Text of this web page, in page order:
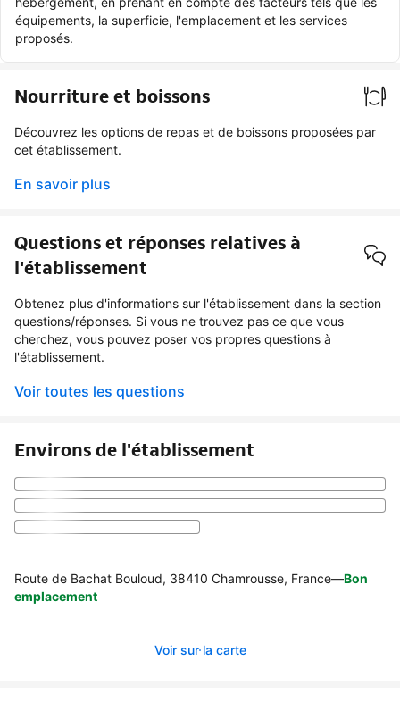
équipements, la superficie, l'emplacement et les services
proposés.
Nourriture et boissons
Découvrez les options de repas et de boissons proposées par
cet établissement.
En savoir plus
Questions et réponses relatives à
l'établissement
Obtenez plus d'informations sur l'établissement dans la section
questions/réponses. Si vous ne trouvez pas ce que vous
cherchez, vous pouvez poser vos propres questions à
l'établissement.
Voir toutes les questions
Environs de l'établissement
Route de Bachat Bouloud, 38410 Chamrousse, France—Bon
emplacement
Voir sur la carte